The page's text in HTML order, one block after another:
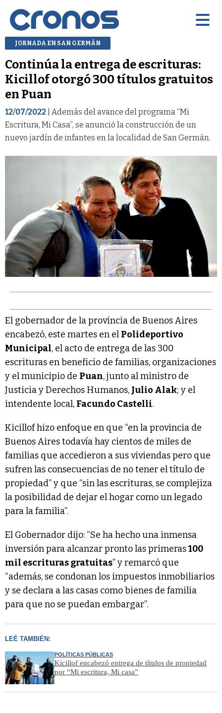
JORNADA EN SAN GERMÁN
Continúa la entrega de escrituras:
Kicillof otorgó 300 títulos gratuitos
en Puan
12/07/2022 | Además del avance del programa “Mi
Escritura, Mi Casa”, se anunció la construcción de un
nuevo jardín de infantes en la localidad de San Germán.
El gobernador de la provincia de Buenos Aires
encabezó, este martes en el Polideportivo
Municipal, el acto de entrega de las 300
escrituras en beneficio de familias, organizaciones
y el municipio de Puan, junto al ministro de
Justicia y Derechos Humanos, Julio Alak; y el
intendente local, Facundo Castelli.
Kicillof hizo enfoque en que “en la provincia de
Buenos Aires todavía hay cientos de miles de
familias que accedieron a sus viviendas pero que
sufren las consecuencias de no tener el título de
propiedad” y que “sin las escrituras, se complejiza
la posibilidad de dejar el hogar como un legado
para la familia”.
El Gobernador dijo: “Se ha hecho una inmensa
inversión para alcanzar pronto las primeras100
mil escrituras gratuitas” y remarcó que
“además, se condonan los impuestos inmobiliarios
y se declara a las casas como bienes de familia
para que no se puedan embargar”.
LEÉ TAMBIÉN:
POLÍTICAS PÚBLICAS
Kicillof encabezó entrega de títulos de propiedad
por “Mi escritura, Mi casa”